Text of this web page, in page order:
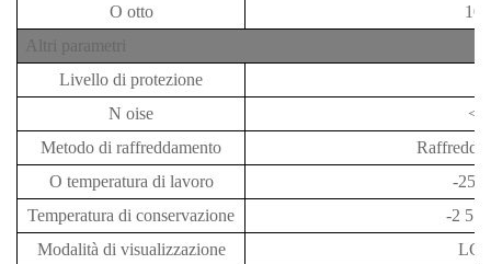
O otto
10
Altri parametri
Livello di protezione
N oise <
Metodo di raffreddamento
O temperatura di lavoro -25
Temperatura di conservazione
-2 5
Modalità di visualizzazione